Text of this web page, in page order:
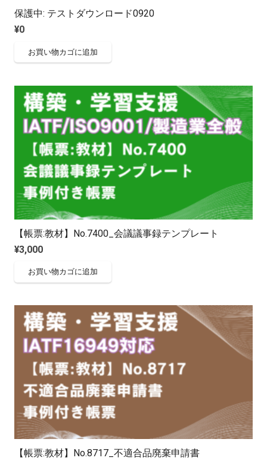
保護中: テストダウンロード0920
¥0
お買い物カゴに追加
【帳票:教材】No.7400_会議議事録テンプレート
¥3,000
お買い物カゴに追加
【帳票:教材】No.8717_不適合品廃棄申請書